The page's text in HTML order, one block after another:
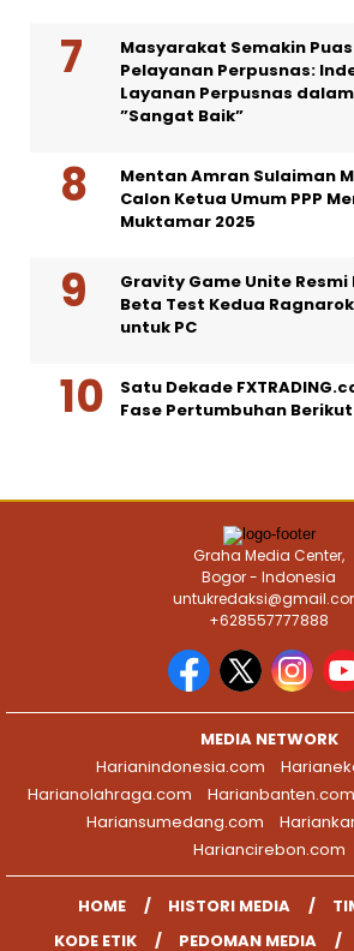
Masyarakat Semakin
Pelayanan Perpusnas:
Layanan Perpusnas
”Sangat Baik”
Mentan Amran Sulaiman
Calon Ketua Umum PPP
Muktamar 2025
Gravity Game Unite Resmi
Beta Test Kedua
untuk PC
Satu Dekade
Fase Pertumbuhan
Graha Media Center,
Bogor - Indonesia
+628557777888
MEDIA NETWORK
Harianindonesia.com
Harianolahraga.com
Harianbanten.com
Hariansumedang.com
Hariancirebon.com
HOME HISTORI MEDIA
KODE ETIK
PEDOMAN MEDIA